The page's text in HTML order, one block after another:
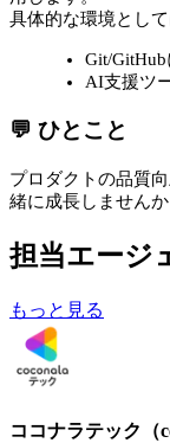
具体的な環境として
Git/
AI支援ツ
💬 ひとこと
プロダクトの品質
緒に成長しません
担当エージ
もっと見る
ココナラテック（